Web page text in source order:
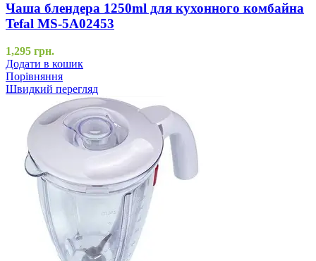
Чаша блендера 1250ml для кухонного комбайна
Tefal MS-5A02453
1,295 грн.
Додати в кошик
Порівняння
Швидкий перегляд